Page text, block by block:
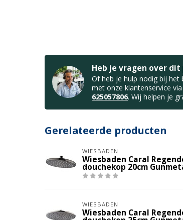
Heb je vragen over dit
Of heb je hulp nodig bij het
met onze klantenservice via
625057806. Wij helpen je
Gerelateerde producten
WIESBADEN
Wiesbaden Caral
douchekop 20cm
WIESBADEN
Wiesbaden Caral